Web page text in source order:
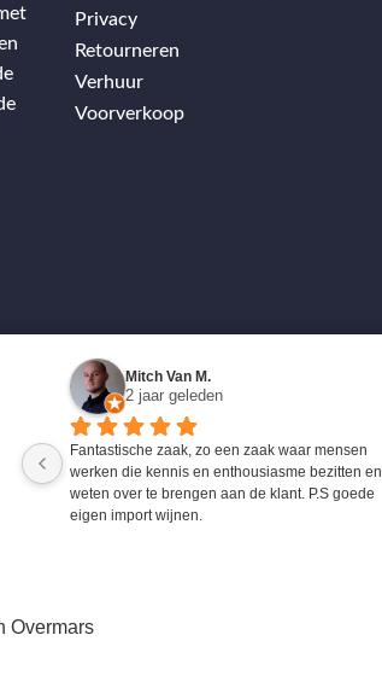
Privacy
Retourneren
Verhuur
Voorverkoop
Mitch Van M.
2 jaar geleden
Fantastische zaak, zo een zaak waar mensen
werken die kennis en enthousiasme bezitten en
weten over te brengen aan de klant. P.S goede
eigen import wijnen.
Overmars